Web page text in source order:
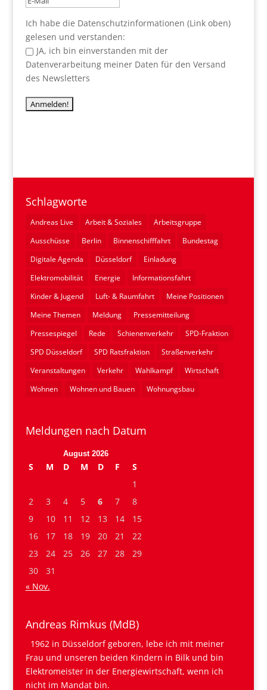
Ich habe die Datenschutzinformationen (Link oben)
gelesen und verstanden:
JA, ich bin einverstanden mit der
Datenverarbeitung meiner Daten für den Versand
des Newsletters
Schlagworte
Andreas Live Arbeit & Soziales
Arbeitsgruppe
Ausschüsse
Berlin Binnenschifffahrt
Bundestag
Digitale Agenda
Düsseldorf
Einladung
Elektromobilität
Energie
Informationsfahrt
Kinder & Jugend
Luft- & Raumfahrt
Meine Positionen
Meine Themen
Meldung
Pressemitteilung
Pressespiegel
Rede Schienenverkehr
SPD-Fraktion
SPD Düsseldorf
SPD Ratsfraktion
Straßenverkehr
Veranstaltungen
Verkehr Wahlkampf
Wirtschaft
Wohnen
Wohnen und Bauen Wohnungsbau
Meldungen nach Datum
August 2026
S M D M D F
S
1
2
3 4 5 6 7
8
9
10 11 12 13 14
15
16
17 18 19 20 21
22
23
24 25 26 27 28
29
30
31
« Nov.
Andreas Rimkus (MdB)
1962 in Düsseldorf geboren, lebe ich mit meiner
Frau und unseren beiden Kindern in Bilk und bin
Elektromeister in der Energiewirtschaft, wenn ich
nicht im Mandat bin.